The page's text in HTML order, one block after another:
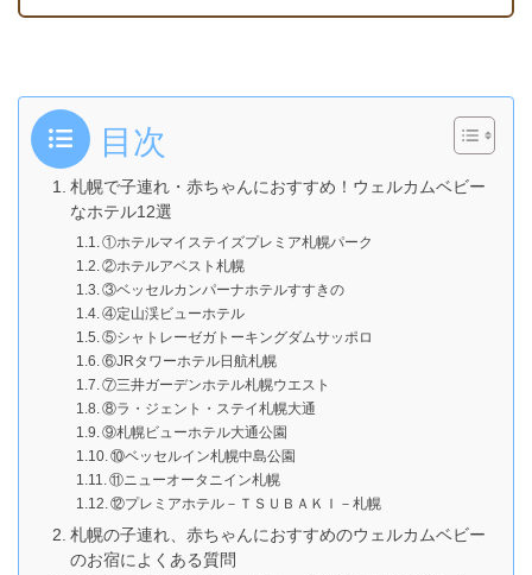
目次
札幌で子連れ・赤ちゃんにおすすめ！ウェルカムベビー
なホテル12選
①ホテルマイステイズプレミア札幌パーク
②ホテルアベスト札幌
③ベッセルカンパーナホテルすすきの
④定山渓ビューホテル
⑤シャトレーゼガトーキングダムサッポロ
⑥JRタワーホテル日航札幌
⑦三井ガーデンホテル札幌ウエスト
⑧ラ・ジェント・ステイ札幌大通
⑨札幌ビューホテル大通公園
⑩ベッセルイン札幌中島公園
⑪ニューオータニイン札幌
⑫プレミアホテル－ＴＳＵＢＡＫＩ－札幌
札幌の子連れ、赤ちゃんにおすすめのウェルカムベビー
のお宿によくある質問